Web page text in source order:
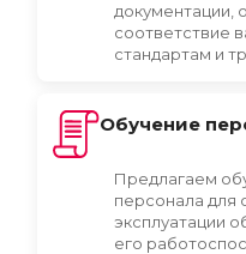
документации,
соответствие
стандартам и
Обучение
Предлагаем
персонала для
эксплуатации
его